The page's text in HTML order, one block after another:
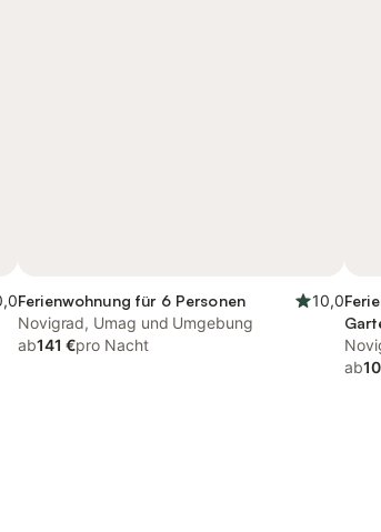
Ferienwohnung für 6 Personen
10,0
Novigrad, Umag und Umgebung
ab141 €pro Nacht
ab